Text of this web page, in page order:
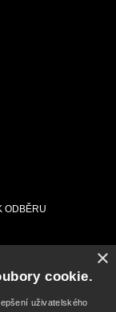
×
cookie.
uživatelského